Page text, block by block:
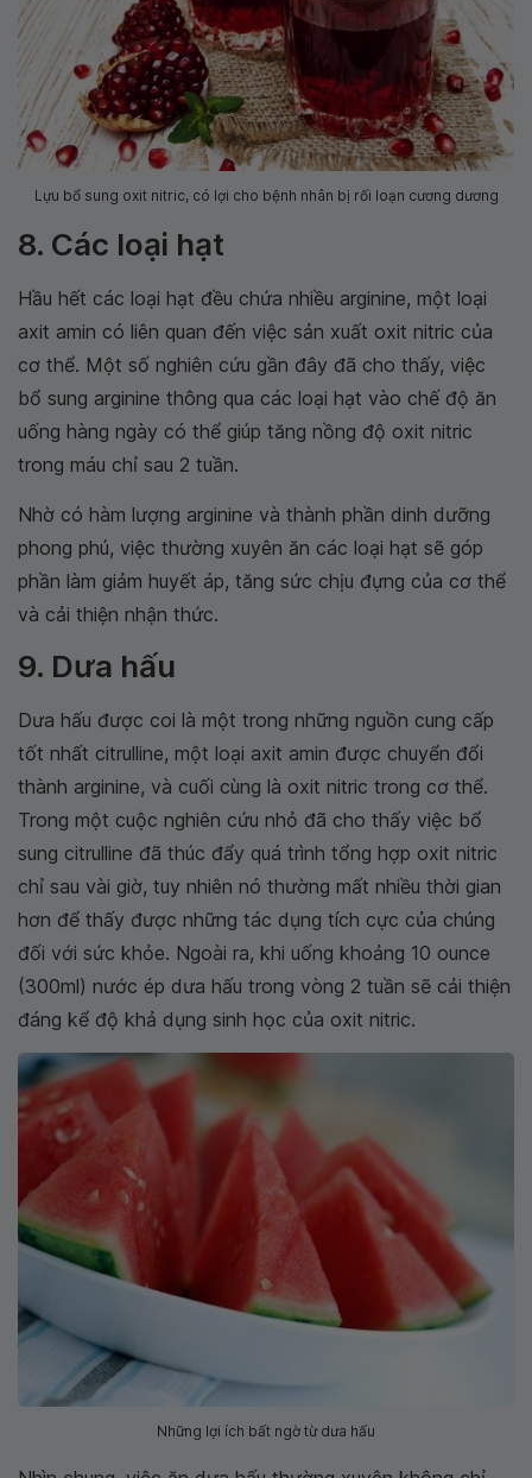
Lựu bổ sung oxit nitric, có lợi cho bệnh nhân bị rối loạn cương dương
8. Các loại hạt
Hầu hết các loại hạt đều chứa nhiều arginine, một loại
axit amin có liên quan đến việc sản xuất oxit nitric của
cơ thể. Một số nghiên cứu gần đây đã cho thấy, việc
bổ sung arginine thông qua các loại hạt vào chế độ ăn
uống hàng ngày có thể giúp tăng nồng độ oxit nitric
trong máu chỉ sau 2 tuần.
Nhờ có hàm lượng arginine và thành phần dinh dưỡng
phong phú, việc thường xuyên ăn các loại hạt sẽ góp
phần làm giảm huyết áp, tăng sức chịu đựng của cơ thể
và cải thiện nhận thức.
9. Dưa hấu
Dưa hấu được coi là một trong những nguồn cung cấp
tốt nhất citrulline, một loại axit amin được chuyển đổi
thành arginine, và cuối cùng là oxit nitric trong cơ thể.
Trong một cuộc nghiên cứu nhỏ đã cho thấy việc bổ
sung citrulline đã thúc đẩy quá trình tổng hợp oxit nitric
chỉ sau vài giờ, tuy nhiên nó thường mất nhiều thời gian
hơn để thấy được những tác dụng tích cực của chúng
đối với sức khỏe. Ngoài ra, khi uống khoảng 10 ounce
(300ml) nước ép dưa hấu trong vòng 2 tuần sẽ cải thiện
đáng kể độ khả dụng sinh học của oxit nitric.
Những lợi ích bất ngờ từ dưa hấu